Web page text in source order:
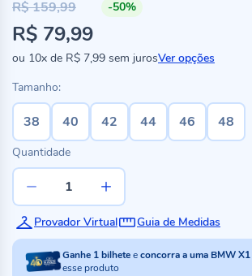
-50%
R$ 79,99
R$ 159,99
ou 10x de R$ 7,99 sem jurosVer opções
Tamanho:
38 40 42 44 46 48
Quantidade
Provador Virtual Guia de Medidas
Ganhe 1bilheteeconcorra a uma BMW X1
esse produto